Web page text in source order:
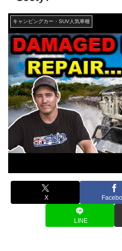
キャンピングカー・SUV人気車種
X
LINE